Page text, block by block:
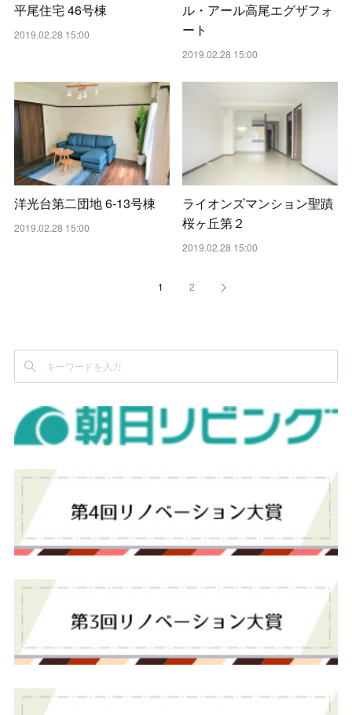
平尾住宅 46号棟
2019.02.28 15:00
ル・アール高尾エグザフォ
ート
2019.02.28 15:00
洋光台第二団地 6-13号棟
2019.02.28 15:00
ライオンズマンション聖蹟
桜ヶ丘第２
2019.02.28 15:00
1 2